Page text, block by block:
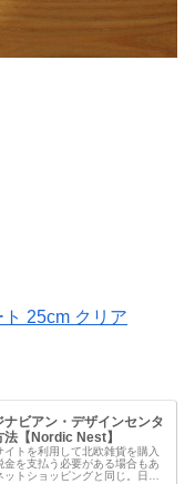
25cm クリア
ナビアン・デザインセンタ
【Nordic Nest】
トを利用して北欧雑貨を購入
金を支払う必要がある場合もあ
ットショッピングと同じ。日本